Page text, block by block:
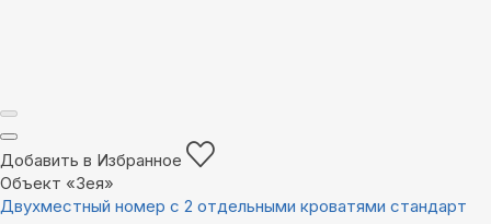
Добавить в Избранное
Объект «Зея»
Двухместный номер с 2 отдельными кроватями стандарт